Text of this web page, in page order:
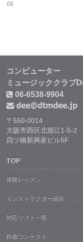
06
コンピューター
ミュージッククラブ
06-6538-9904
〒550-0014
大阪市西区北堀江1-5-2
四ツ橋新興産ビル5F
TOP
体験レッスン
インストラクター紹介
対応ソフト一覧
作曲コンテスト